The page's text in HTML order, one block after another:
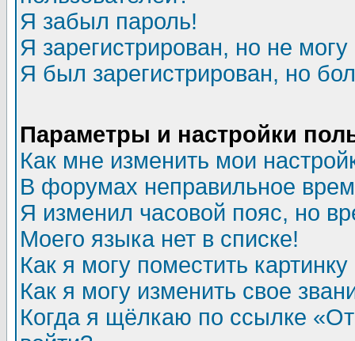
Я забыл пароль!
Я зарегистрирован, но не могу
Я был зарегистрирован, но
Параметры и настройки
Как мне изменить мои
В форумах неправильное
Я изменил часовой пояс, но
Моего языка нет в списке!
Как я могу поместить
Как я могу изменить свое
Когда я щёлкаю по ссылке